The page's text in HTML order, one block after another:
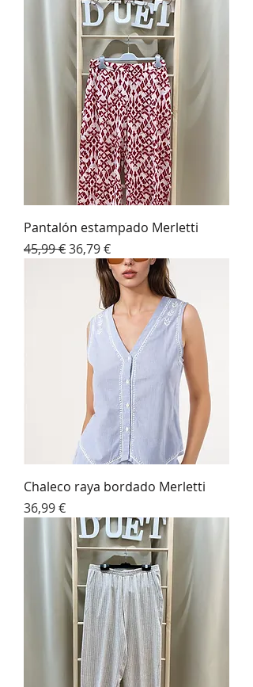
Pantalón estampado Merletti
Precio
45,99 €Precio de oferta
36,79 €
Chaleco raya bordado Merletti
Precio
36,99 €